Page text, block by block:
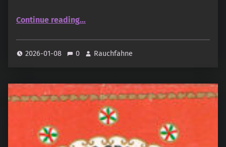
Continue reading“Orkay – Namaste India – Pure Saffron”
…
2026-01-08 0 Rauchfahne